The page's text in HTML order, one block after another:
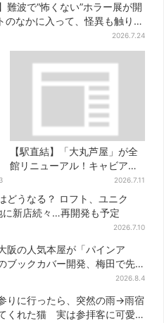
難波で“怖くない”ホラー展が開
なかに入って、怪異も触り放
2026.7.24
【駅直結】「大丸芦屋」が全
館リニューアル！キャビア・
トリュフ・紅茶…関西初グル
メ＆焼き菓子も
2026.7.11
どうなる？ ロフト、ユニク
に新店続々…再開発も予定
2026.7.10
阪の人気本屋が「パインア
ブックカバー開発、梅田で先
2026.8.4
りに行ったら、突然の雨→雨宿
くれた猫 実は参拝客に可愛